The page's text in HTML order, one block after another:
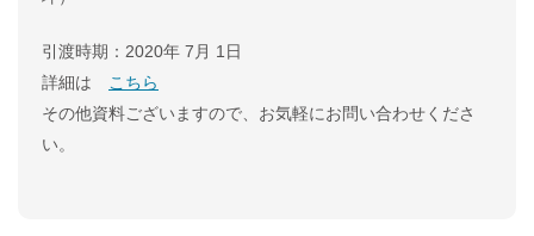
引渡時期：2020年 7月 1日
詳細は
こちら
その他資料ございますので、お気軽にお問い合わせくださ
い。